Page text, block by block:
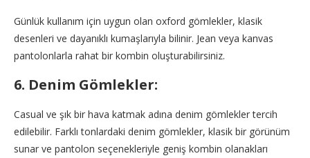
Günlük kullanım için uygun olan oxford gömlekler, klasik
desenleri ve dayanıklı kumaşlarıyla bilinir. Jean veya kanvas
pantolonlarla rahat bir kombin oluşturabilirsiniz.
6. Denim Gömlekler:
Casual ve şık bir hava katmak adına denim gömlekler tercih
edilebilir. Farklı tonlardaki denim gömlekler, klasik bir görünüm
sunar ve pantolon seçenekleriyle geniş kombin olanakları